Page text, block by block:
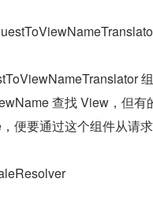
查找 View，但
便要通过这个组件从请